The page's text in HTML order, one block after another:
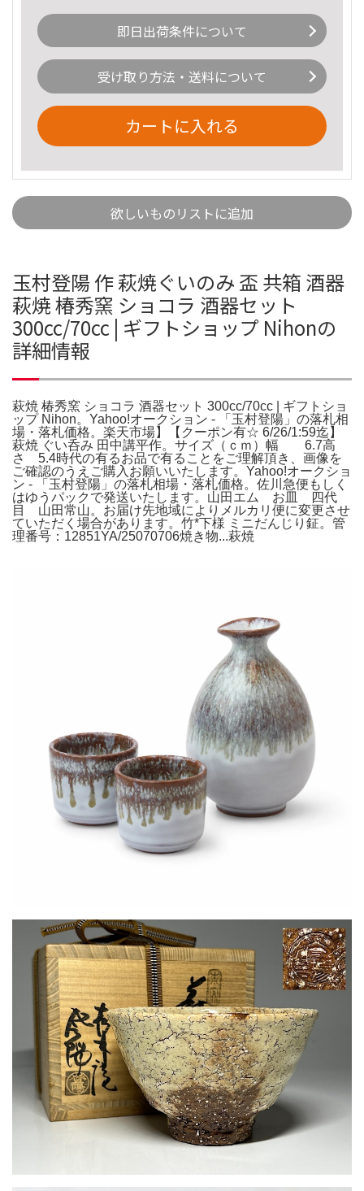
即日出荷条件について
受け取り方法・送料について
カートに入れる
欲しいものリストに追加
玉村登陽 作 萩焼ぐいのみ 盃 共箱 酒器
萩焼 椿秀窯 ショコラ 酒器セット
300cc/70cc | ギフトショップ Nihonの
詳細情報
萩焼 椿秀窯 ショコラ 酒器セット 300cc/70cc | ギフトショ
ップ Nihon。Yahoo!オークション - 「玉村登陽」の落札相
場・落札価格。楽天市場】【クーポン有☆ 6/26/1:59迄】
萩焼 ぐい呑み 田中講平作。サイズ（ｃｍ）幅 6.7高
さ 5.4時代の有るお品で有ることをご理解頂き、画像を
ご確認のうえご購入お願いいたします。Yahoo!オークショ
ン - 「玉村登陽」の落札相場・落札価格。佐川急便もしく
はゆうパックで発送いたします。山田エム お皿 四代
目 山田常山。お届け先地域によりメルカリ便に変更させ
ていただく場合があります。竹*下様 ミニだんじり鉦。管
理番号：12851YA/25070706焼き物...萩焼